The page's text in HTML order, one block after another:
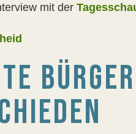
mit der